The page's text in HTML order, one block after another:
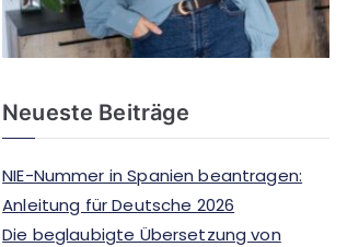
Neueste Beiträge
NIE-Nummer in Spanien beantragen:
Anleitung für Deutsche 2026
Die beglaubigte Übersetzung von